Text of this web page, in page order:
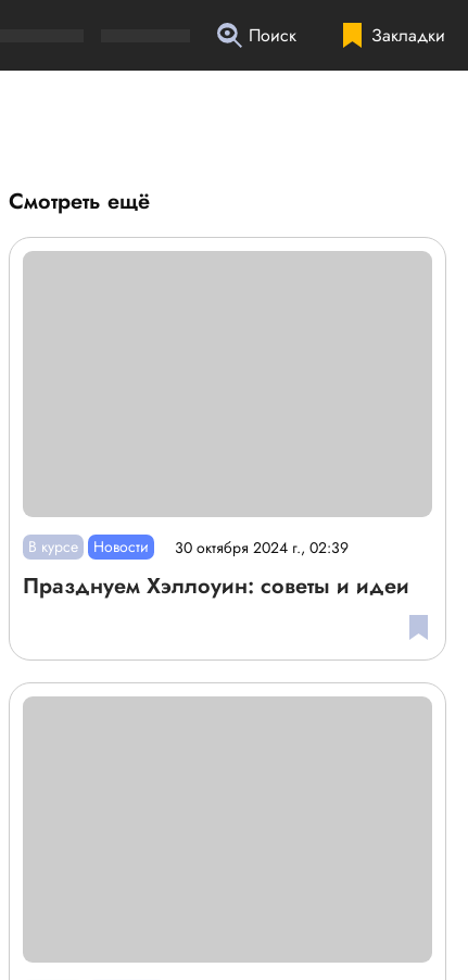
Закладки
Поиск
Смотреть ещё
В курсе Новости 30 октября 2024 г., 02:39
Празднуем Хэллоуин: советы и идеи